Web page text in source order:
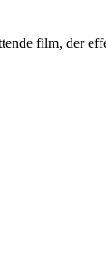
film, der